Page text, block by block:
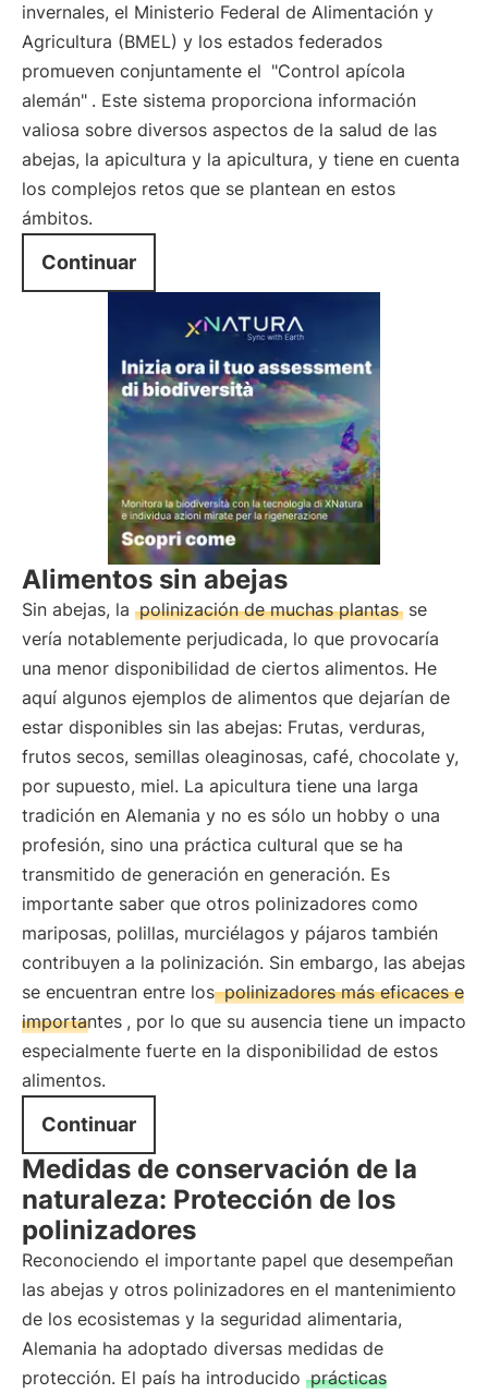
invernales, el Ministerio Federal de Alimentación y
Agricultura (BMEL) y los estados federados
promueven conjuntamente el "Control apícola
alemán" . Este sistema proporciona información
valiosa sobre diversos aspectos de la salud de las
abejas, la apicultura y la apicultura, y tiene en cuenta
los complejos retos que se plantean en estos
ámbitos.
Continuar
Alimentos sin abejas
Sin abejas, la polinización de muchas plantas se
vería notablemente perjudicada, lo que provocaría
una menor disponibilidad de ciertos alimentos. He
aquí algunos ejemplos de alimentos que dejarían de
estar disponibles sin las abejas: Frutas, verduras,
frutos secos, semillas oleaginosas, café, chocolate y,
por supuesto, miel. La apicultura tiene una larga
tradición en Alemania y no es sólo un hobby o una
profesión, sino una práctica cultural que se ha
transmitido de generación en generación. Es
importante saber que otros polinizadores como
mariposas, polillas, murciélagos y pájaros también
contribuyen a la polinización. Sin embargo, las abejas
se encuentran entre los polinizadores más eficaces e
importantes , por lo que su ausencia tiene un impacto
especialmente fuerte en la disponibilidad de estos
alimentos.
Continuar
Medidas de conservación de la
naturaleza: Protección de los
polinizadores
Reconociendo el importante papel que desempeñan
las abejas y otros polinizadores en el mantenimiento
de los ecosistemas y la seguridad alimentaria,
Alemania ha adoptado diversas medidas de
protección. El país ha introducido prácticas